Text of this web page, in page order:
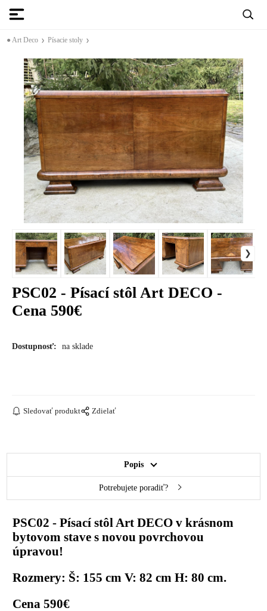
● Art Deco Písacie stoly
PSC02 - Písací stôl Art DECO -
Cena 590€
Dostupnosť: na sklade
Sledovať produkt Zdielať
Popis
Potrebujete poradiť?
PSC02 - Písací stôl Art DECO v krásnom
bytovom stave s novou povrchovou
úpravou!
Rozmery: Š: 155 cm V: 82 cm H: 80 cm.
Cena 590€